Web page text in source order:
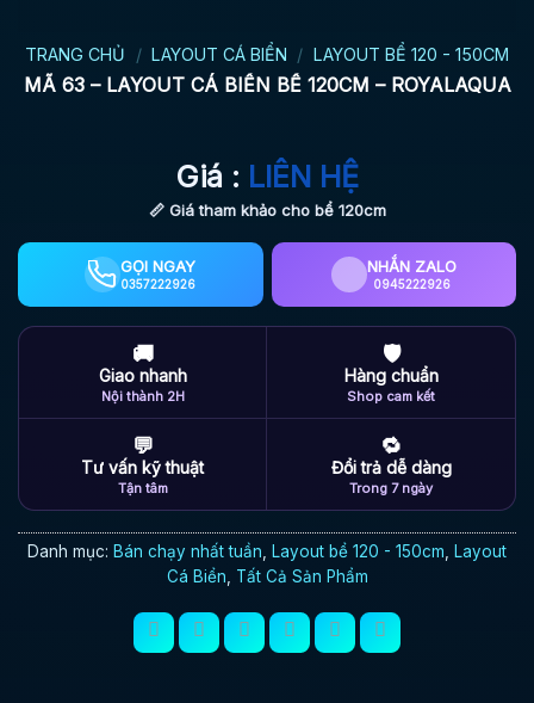
TRANG CHỦ / LAYOUT CÁ BIỂN / LAYOUT BỂ 120 - 150CM
MÃ 63 – LAYOUT CÁ BIỂN BỂ 120CM – ROYALAQUA
Giá : LIÊN HỆ
📏 Giá tham khảo cho bể 120cm
GỌI NGAY
0357222926
NHẮN ZALO
0945222926
🚚
Giao nhanh
Nội thành 2H
🛡
Hàng chuẩn
Shop cam kết
💬
Tư vấn kỹ thuật
Tận tâm
🔁
Đổi trả dễ dàng
Trong 7 ngày
Danh mục: Bán chạy nhất tuần, Layout bể 120 - 150cm, Layout
Cá Biển, Tất Cả Sản Phẩm